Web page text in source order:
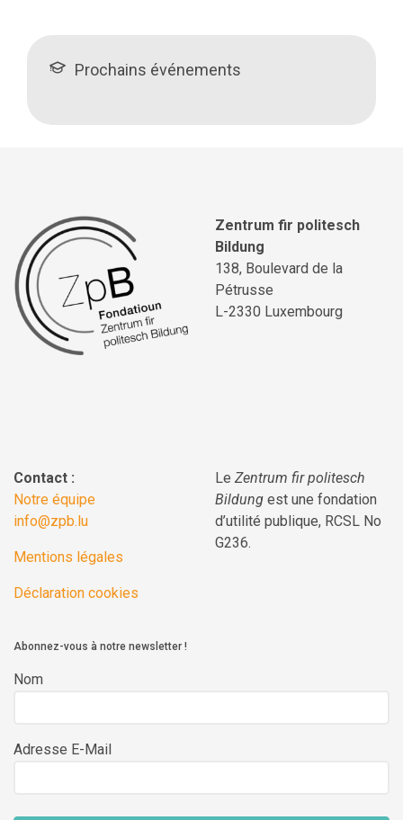
Prochains événements
Zentrum fir politesch
Bildung
138, Boulevard de la
Pétrusse
L-2330 Luxembourg
Contact :
Notre équipe
info@zpb.lu
Mentions légales
Déclaration cookies
Le Zentrum fir politesch
Bildung est une fondation
d’utilité publique, RCSL No
G236.
Abonnez-vous à notre newsletter !
Nom
Adresse E-Mail